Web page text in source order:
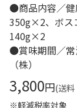
●商品内容／
350g×2、ボス
140g×2
●賞味期間／
（株）
3,800円(送料
※軽減税率対象